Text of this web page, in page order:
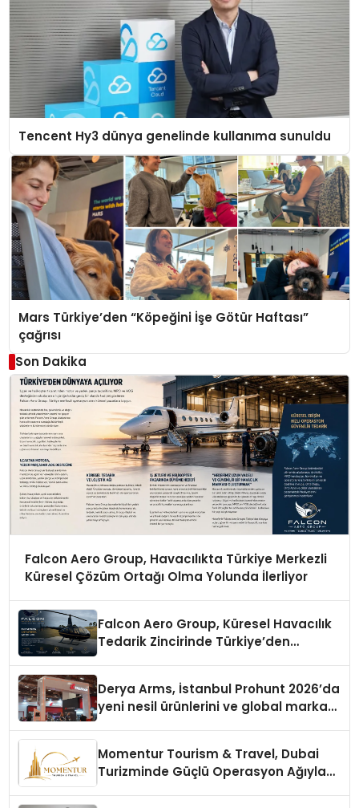
Tencent Hy3 dünya genelinde kullanıma sunuldu
Mars Türkiye’den “Köpeğini İşe Götür Haftası”
çağrısı
Son Dakika
Falcon Aero Group, Havacılıkta Türkiye Merkezli
Küresel Çözüm Ortağı Olma Yolunda İlerliyor
Falcon Aero Group, Küresel Havacılık
Tedarik Zincirinde Türkiye’den
Derya Arms, İstanbul Prohunt 2026’da
yeni nesil ürünlerini ve global marka
Momentur Tourism & Travel, Dubai
Turizminde Güçlü Operasyon Ağıyla